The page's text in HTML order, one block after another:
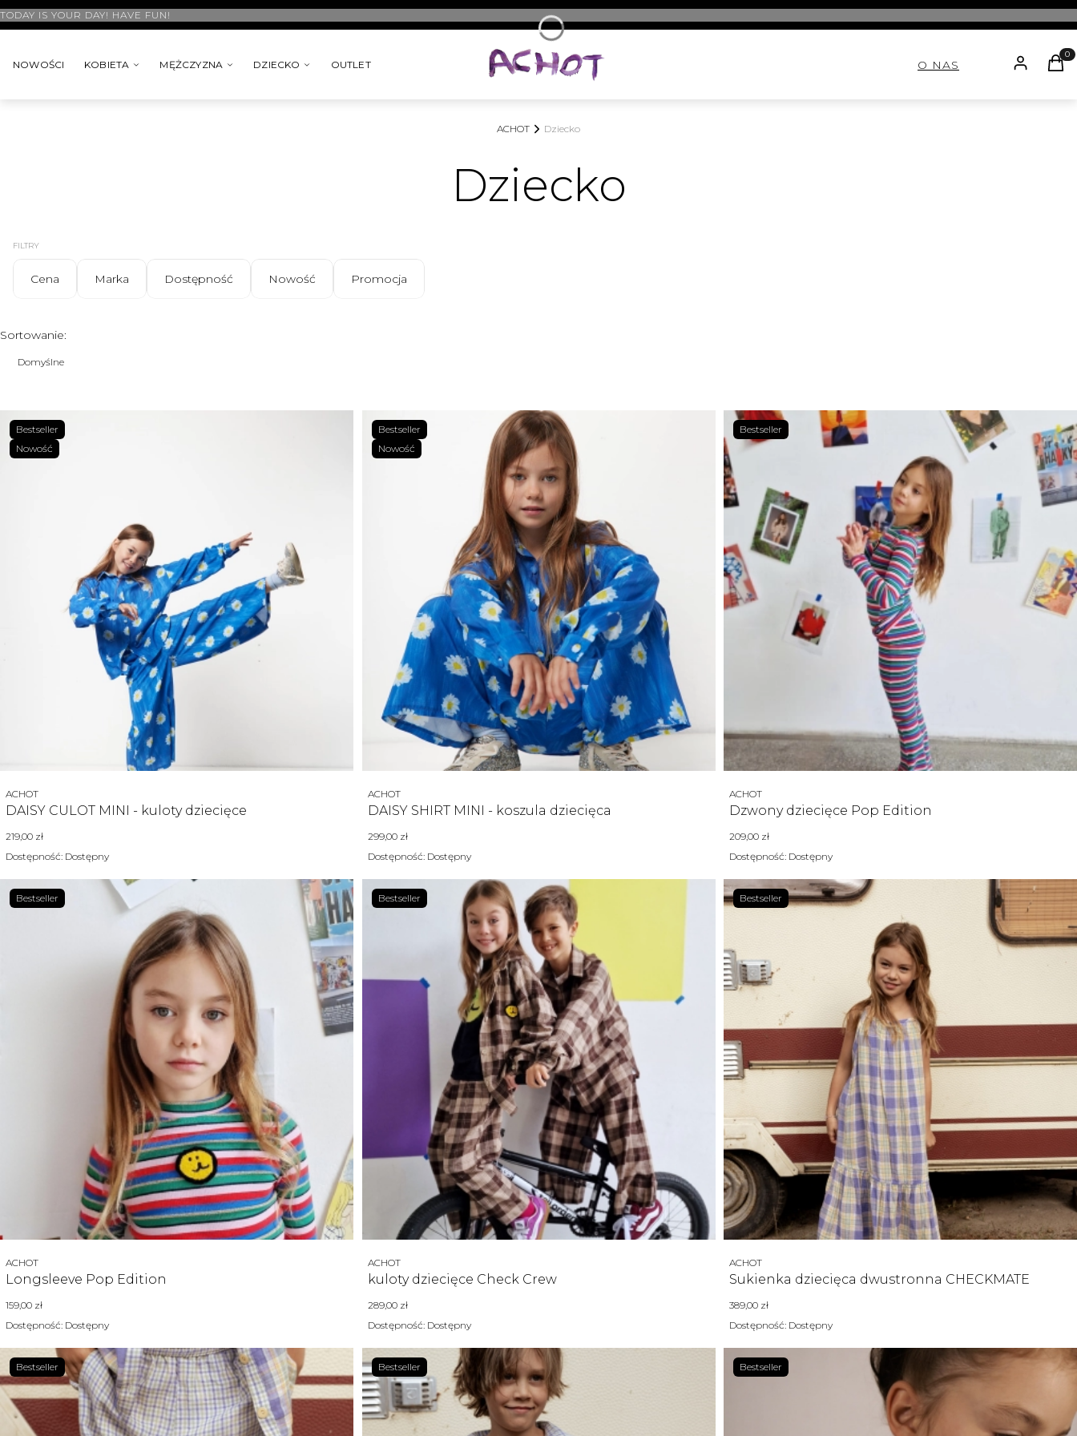
TODAY IS YOUR DAY! HAVE FUN!
NOWOŚCI KOBIETA MĘŻCZYZNA DZIECKO OUTLET O NAS ZALOGUJ
ACHOT Dziecko
Dziecko
FILTRY
Cena Marka Dostępność Nowość
Promocja
Lista produktów
Sortowanie:
Domyślne
Bestseller
Nowość
DAISY CULOT MINI - kuloty dziecięce
Producent
ACHOT
Cena
219,00 zł
Dostępność: Dostępny
Bestseller
Nowość
DAISY SHIRT MINI - koszula dziecięca
Producent
ACHOT
Cena
299,00 zł
Dostępność: Dostępny
Bestseller
Dzwony dziecięce Pop Edition
Producent
ACHOT
Cena
209,00 zł
Dostępność: Dostępny
Bestseller
Longsleeve Pop Edition
Producent
ACHOT
Cena
159,00 zł
Dostępność: Dostępny
Bestseller
kuloty dziecięce Check Crew
Producent
ACHOT
Cena
289,00 zł
Dostępność: Dostępny
Bestseller
Sukienka dziecięca dwustronna CHECKMATE
Producent
ACHOT
Cena
389,00 zł
Dostępność: Dostępny
Bestseller Bestseller Bestseller